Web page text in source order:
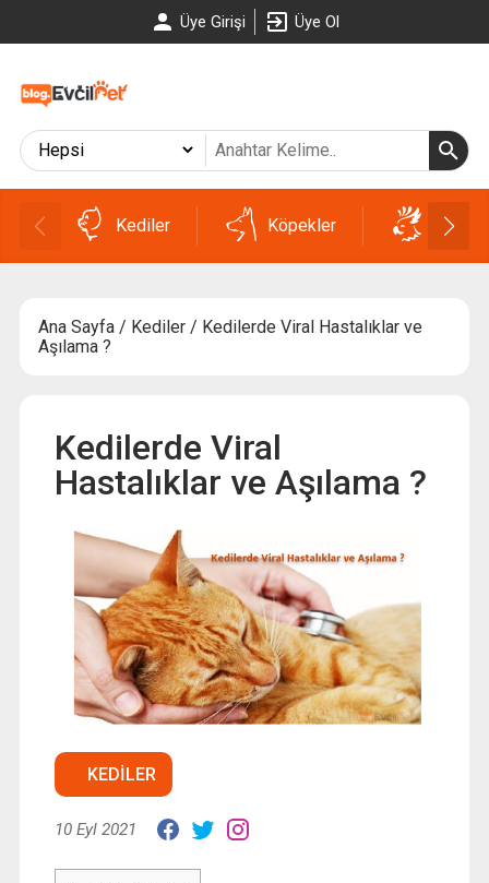
Üye Girişi Üye Ol
Kediler Köpekler Kuşlar
Ana Sayfa / Kediler / Kedilerde Viral Hastalıklar ve
Aşılama ?
Kedilerde Viral
Hastalıklar ve Aşılama ?
KEDILER
10 Eyl 2021